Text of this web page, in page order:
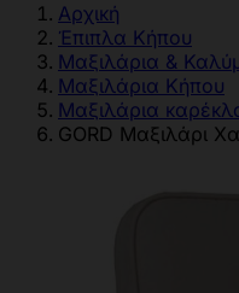
Αρχική
Έπιπλα Κήπου
Μαξιλάρια &
Μαξιλάρια Κήπου
Μαξιλάρια
GORD Μαξιλάρι